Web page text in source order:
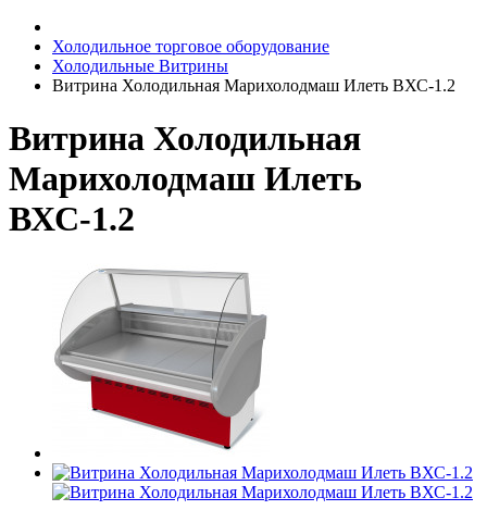
Холодильное торговое оборудование
Холодильные Витрины
Витрина Холодильная Марихолодмаш Илеть ВХС-1.2
Витрина Холодильная
Марихолодмаш Илеть
ВХС-1.2